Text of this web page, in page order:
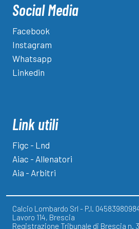
Social Media
Facebook
Instagram
Whatsapp
Linkedin
Link utili
Figc - Lnd
Aiac - Allenatori
Aia - Arbitri
Calcio Lombardo Srl - P.I.
Lavoro 114, Brescia
Registrazione Tribunale di Brescia n.